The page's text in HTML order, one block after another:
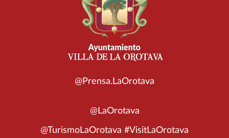
@Prensa.LaOrotava
@LaOrotava
@TurismoLaOrotava #VisitLaOrotava